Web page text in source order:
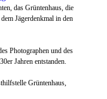
n, das Grüntenhaus, die
dem Jägerdenkmal in den
es Photographen und des
Jahren entstanden.
Grüntenhaus,